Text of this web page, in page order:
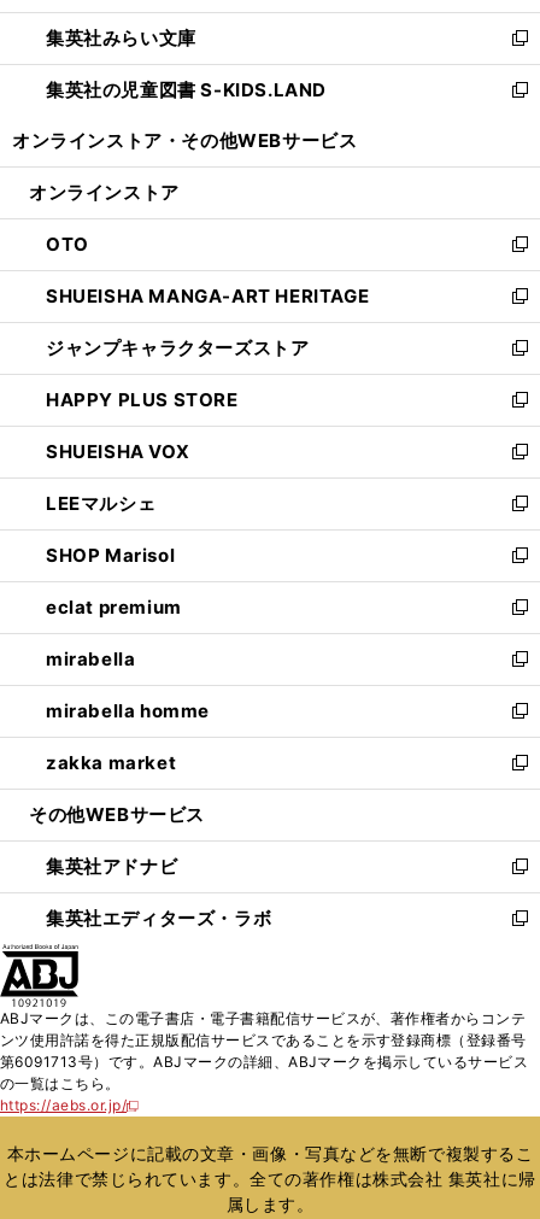
開
く
ウ
で
開
く
ン
ド
ウ
で
ウ
ィ
ン
ド
開
集英社みらい文庫
新
し
い
ン
ウ
で
開
く
集英社の児童図書 S-KIDS.LAND
新
ウ
ン
ド
ウ
で
開
く
オンラインストア・ その他WEBサービス
オンラインストア
OTO
新
し
い
ウ
ィ
ン
ド
ウ
で
開
く
SHUEISHA MANGA-ART HERITAGE
新
し
い
ウ
ィ
ン
ド
ウ
で
開
く
ジャンプキャラクターズストア
新
し
い
ウ
ィ
ン
ド
ウ
で
開
く
HAPPY PLUS STORE
新
し
い
ウ
ィ
ン
ド
ウ
で
開
く
SHUEISHA VOX
新
し
い
ウ
ィ
ン
ド
ウ
で
開
く
LEEマルシェ
新
し
い
ウ
ィ
ン
ド
ウ
で
開
く
SHOP Marisol
新
し
い
ウ
ィ
ン
ド
ウ
で
開
eclat premium
新
し
い
ウ
ィ
ン
ド
ウ
開
く
mirabella
新
し
い
ウ
ィ
ン
ウ
で
開
く
mirabella homme
新
し
い
ウ
ン
ド
ウ
で
zakka market
新
し
ウ
ィ
ン
ド
く
その他WEBサービス
集英社アドナビ
新
し
い
ド
ウ
で
集英社エディターズ・ラボ
新
ィ
ン
ド
開
く
ABJマークは、この電子書店・電子書籍配信サービスが、著作権者からコンテ
ンツ使用許諾を得た正規版配信サービスであることを示す登録商標（登録番号
第6091713号）です。ABJマークの詳細、ABJマークを掲示しているサービス
の一覧はこちら。
https://aebs.or.jp/
新
い
ウ
ィ
本ホームページに記載の文章・画像・写真などを無断で複製するこ
とは法律で禁じられています。全ての著作権は株式会社 集英社に帰
属します。